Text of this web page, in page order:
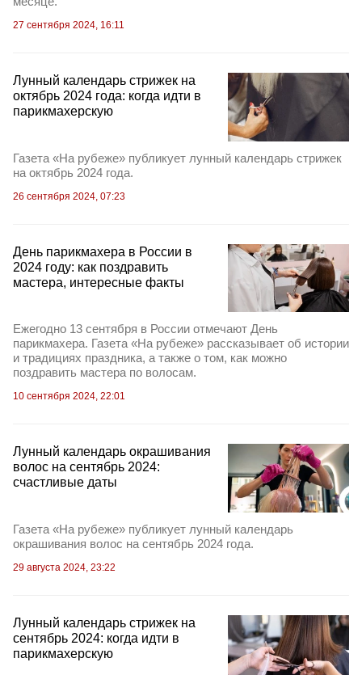
27 сентября 2024, 16:11
Лунный календарь стрижек на
октябрь 2024 года: когда идти в
парикмахерскую
Газета «На рубеже» публикует лунный календарь стрижек
на октябрь 2024 года.
26 сентября 2024, 07:23
День парикмахера в России в
2024 году: как поздравить
мастера, интересные факты
Ежегодно 13 сентября в России отмечают День
парикмахера. Газета «На рубеже» рассказывает об истории
и традициях праздника, а также о том, как можно
поздравить мастера по волосам.
10 сентября 2024, 22:01
Лунный календарь окрашивания
волос на сентябрь 2024:
счастливые даты
Газета «На рубеже» публикует лунный календарь
окрашивания волос на сентябрь 2024 года.
29 августа 2024, 23:22
Лунный календарь стрижек на
сентябрь 2024: когда идти в
парикмахерскую